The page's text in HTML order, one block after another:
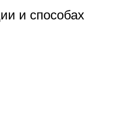
и способах